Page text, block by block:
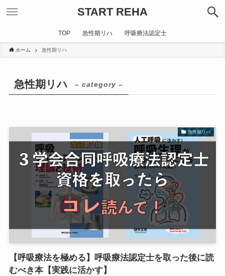
START REHA
TOP 急性期リハ 呼吸療法認定士
ホーム 急性期リハ
急性期リハ – category –
急性期リハ
【呼吸療法を極める】呼吸療法認定士を取った後に読
むべき本【実践に活かす】